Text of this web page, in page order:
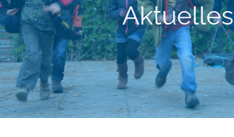
Aktuelles